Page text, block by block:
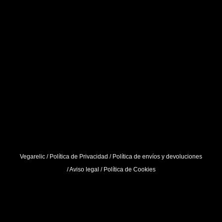
Vegarelic / Política de Privacidad / Política de envíos y devoluciones
/Aviso legal / Política de Cookies